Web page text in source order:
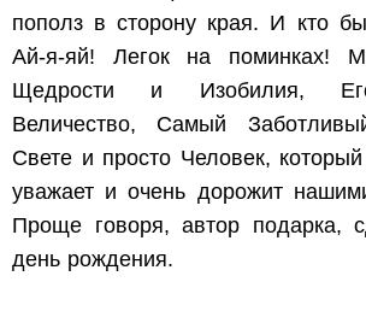
пополз в сторону края. И кто
Ай-я-яй! Легок на поминках!
Щедрости и Изобилия,
Величество, Самый
Свете и просто Человек,
уважает и очень дорожит
Проще говоря, автор подарка,
день рождения.